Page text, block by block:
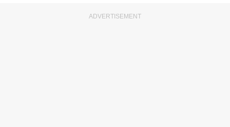
ADVERTISEMENT